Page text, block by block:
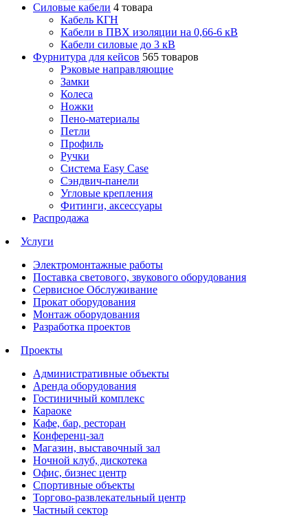
Силовые кабели 4 товара
Кабель КГН
Кабели в ПВХ изоляции на 0,66-6 кВ
Кабели силовые до 3 кВ
Фурнитура для кейсов 565 товаров
Рэковые направляющие
Замки
Колеса
Ножки
Пено-материалы
Петли
Профиль
Ручки
Система Easy Case
Сэндвич-панели
Угловые крепления
Фитинги, аксессуары
Распродажа
Услуги
Электромонтажные работы
Поставка светового, звукового оборудования
Сервисное Обслуживание
Прокат оборудования
Монтаж оборудования
Разработка проектов
Проекты
Административные объекты
Аренда оборудования
Гостиничный комплекс
Караоке
Кафе, бар, ресторан
Конференц-зал
Магазин, выставочный зал
Ночной клуб, дискотека
Офис, бизнес центр
Спортивные объекты
Торгово-развлекательный центр
Частный сектор